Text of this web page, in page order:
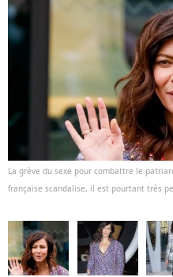
La grève du sexe pour combattre le
française scandalise, il est pourtant très